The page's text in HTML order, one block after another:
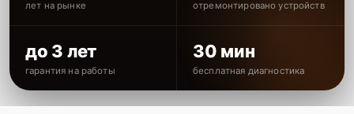
лет на рынке отремонтировано устройств
до 3 лет
гарантия на работы
30 мин
бесплатная диагностика